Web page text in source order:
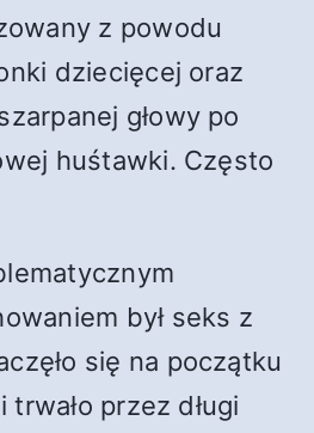
z powodu
dziecięcej oraz
głowy po
huśtawki. Często
był seks z
się na początku
trwało przez długi